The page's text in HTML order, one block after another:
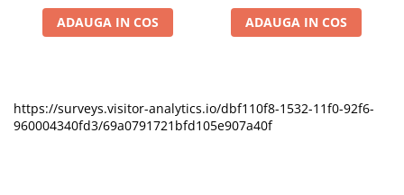
ADAUGA IN COS ADAUGA IN COS
https://surveys.visitor-analytics.io/dbf110f8-1532-11f0-92f6-
960004340fd3/69a0791721bfd105e907a40f